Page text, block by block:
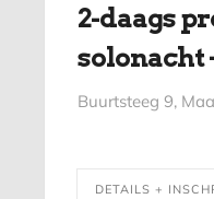
2-daags
solonacht
Buurtsteeg 9,
DETAILS +